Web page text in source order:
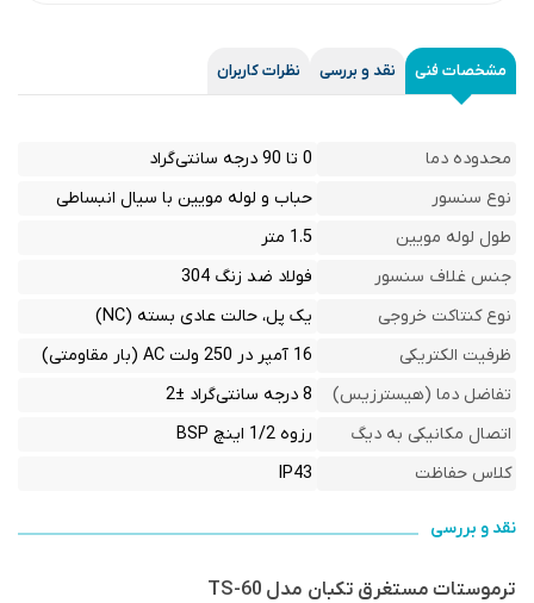
مشخصات فنی نقد و بررسی نظرات کاربران
محدوده دما
0 تا 90 درجه سانتی‌گراد
نوع سنسور
حباب و لوله مویین با سیال انبساطی
طول لوله مویین
1.5 متر
جنس غلاف سنسور
فولاد ضد زنگ 304
نوع کنتاکت خروجی
یک پل، حالت عادی بسته (NC)
ظرفیت الکتریکی
16 آمپر در 250 ولت AC (بار مقاومتی)
تفاضل دما (هیسترزیس)
8 درجه سانتی‌گراد ±2
اتصال مکانیکی به دیگ
رزوه 1/2 اینچ BSP
کلاس حفاظت
IP43
نقد و بررسی
ترموستات مستغرق تکبان مدل TS-60